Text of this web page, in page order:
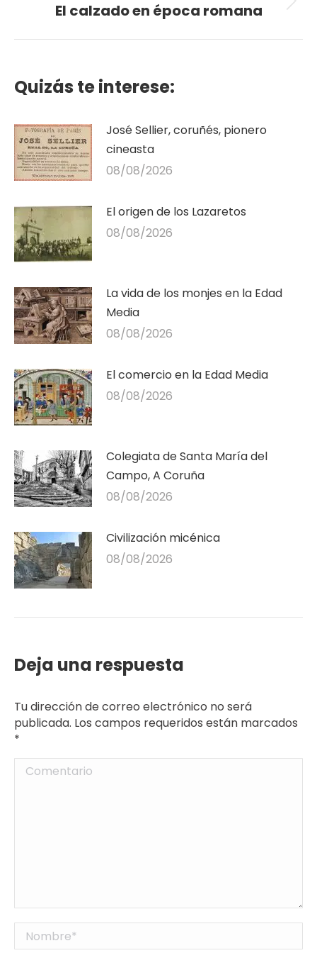
Publicación
El calzado en época romana
Quizás te interese:
José Sellier, coruñés, pionero
cineasta
08/08/2026
El origen de los Lazaretos
08/08/2026
La vida de los monjes en la Edad
Media
08/08/2026
El comercio en la Edad Media
08/08/2026
Colegiata de Santa María del
Campo, A Coruña
08/08/2026
Civilización micénica
08/08/2026
Deja una respuesta
Tu dirección de correo electrónico no será
publicada. Los campos requeridos están marcados
*
Comentario
Nombre *